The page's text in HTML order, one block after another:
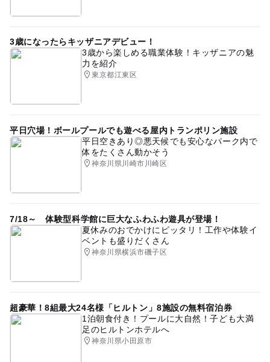
3歳になったらキッザニアデビュー！
3歳から楽しめる職業体験！キッザニアの魅
力を紹介
東京都江東区
平日穴場！ボールプールでも遊べる屋内トランポリン施設
平日空きあり◎悪天候でも安心なパーク内で
体をたくさん動かそう
神奈川県川崎市川崎区
7/18～ 体験型科学館に巨大なふわふわ遊具が登場！
夏休みのおでかけにピッタリ！工作や体験イ
ベントも盛りだくさん
神奈川県横浜市磯子区
超豪華！8組最大24名様「ヒルトン」8施設の無料宿泊券
1泊朝食付き！プールに大自然！子ども大満
足のヒルトンホテルへ
神奈川県小田原市